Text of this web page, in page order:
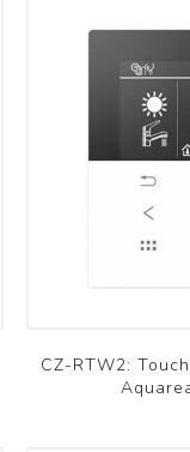
CZ-RTW2: